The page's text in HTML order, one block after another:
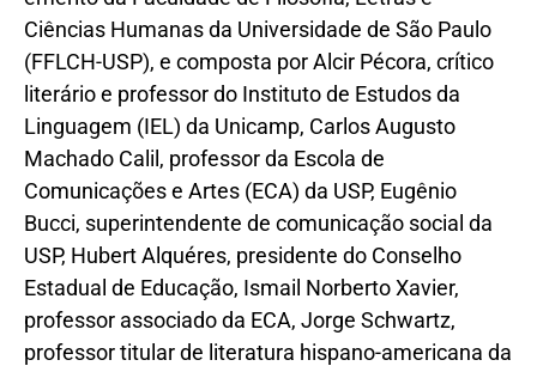
Ciências Humanas da Universidade de São Paulo
(FFLCH-USP), e composta por Alcir Pécora, crítico
literário e professor do Instituto de Estudos da
Linguagem (IEL) da Unicamp, Carlos Augusto
Machado Calil, professor da Escola de
Comunicações e Artes (ECA) da USP, Eugênio
Bucci, superintendente de comunicação social da
USP, Hubert Alquéres, presidente do Conselho
Estadual de Educação, Ismail Norberto Xavier,
professor associado da ECA, Jorge Schwartz,
professor titular de literatura hispano-americana da